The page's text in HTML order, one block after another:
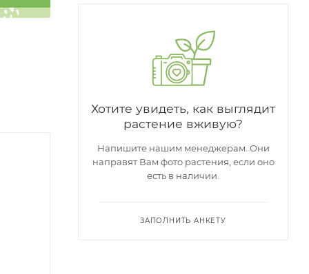
Хотите увидеть, как выглядит
растение вживую?
Напишите нашим менеджерам. Они
направят Вам фото растения, если оно
есть в наличии.
ЗАПОЛНИТЬ АНКЕТУ